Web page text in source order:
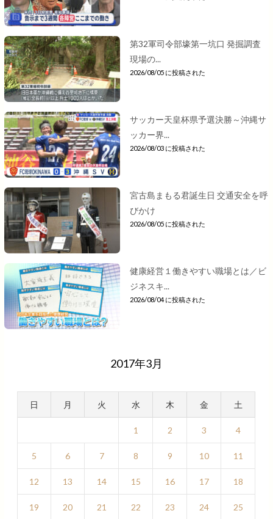
第32軍司令部壕第一坑口 発掘調査
現場の...
2026/08/05 に投稿された
サッカー天皇杯県予選決勝～沖縄サ
ッカー界...
2026/08/03 に投稿された
宮古島まもる君誕生日 交通安全を呼
びかけ
2026/08/05 に投稿された
健康経営１働きやすい職場とは／ビ
ジネスキ...
2026/08/04 に投稿された
2017年3月
日 月 火 水 木 金 土
1 2 3 4
5 6 7 8 9 10 11
12 13 14 15 16 17 18
19 20 21 22 23 24 25